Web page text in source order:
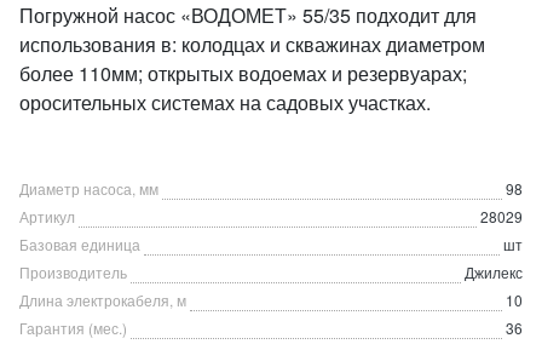
Погружной насос «ВОДОМЕТ» 55/35 подходит для
использования в: колодцах и скважинах диаметром
более 110мм; открытых водоемах и резервуарах;
оросительных системах на садовых участках.
Диаметр насоса, мм
98
Артикул
28029
Базовая единица
шт
Производитель
Джилекс
Длина электрокабеля, м
10
Гарантия (мес.)
36